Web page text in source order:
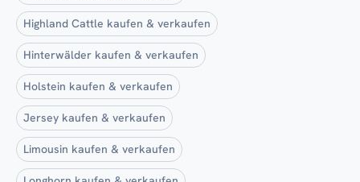
Highland Cattle kaufen & verkaufen
Hinterwälder kaufen & verkaufen
Holstein kaufen & verkaufen
Jersey kaufen & verkaufen
Limousin kaufen & verkaufen